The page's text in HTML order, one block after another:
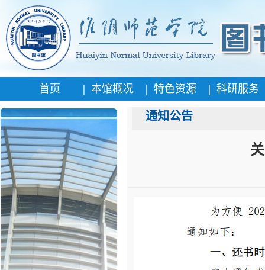
首页 | 本馆概况 | 特色资源 | 科研服务
通知公告